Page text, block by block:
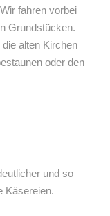
fahren vorbei
Grundstücken.
alten Kirchen
oder den
und so
Käsereien.